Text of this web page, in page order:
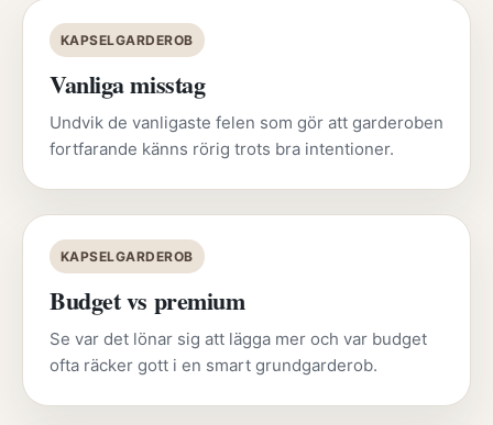
KAPSELGARDEROB
Vanliga misstag
Undvik de vanligaste felen som gör att garderoben
fortfarande känns rörig trots bra intentioner.
KAPSELGARDEROB
Budget vs premium
Se var det lönar sig att lägga mer och var budget
ofta räcker gott i en smart grundgarderob.